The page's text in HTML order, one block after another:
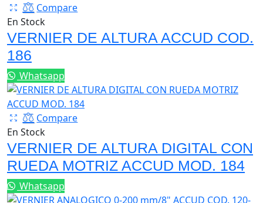
Compare
En Stock
VERNIER DE ALTURA ACCUD COD.
186
Whatsapp
Compare
En Stock
VERNIER DE ALTURA DIGITAL CON
RUEDA MOTRIZ ACCUD MOD. 184
Whatsapp